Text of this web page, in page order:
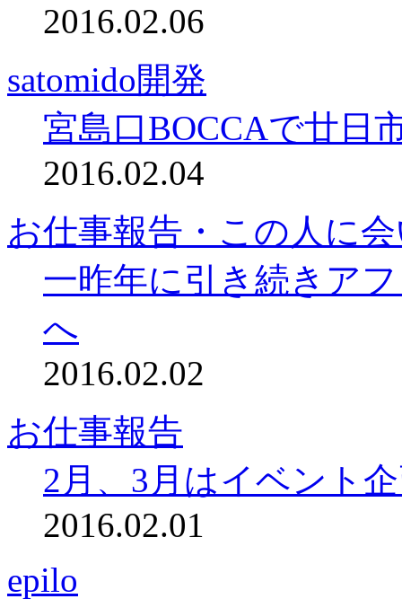
2016.02.06
satomido開発
宮島口BOCCAで廿日
2016.02.04
お仕事報告・この人に
一昨年に引き続きア
へ
2016.02.02
お仕事報告
2月、3月はイベント
2016.02.01
epilo